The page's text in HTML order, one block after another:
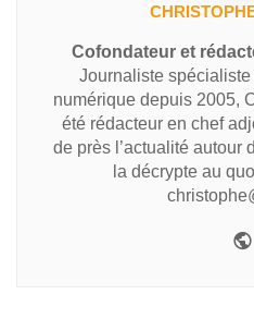
Cofondateur et
Journaliste
numérique depuis 2005,
été rédacteur en chef
de près l’actualité autour
la décrypte au